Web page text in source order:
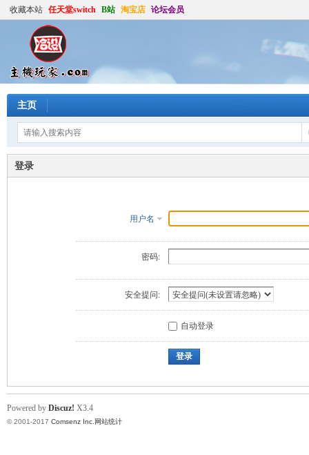
收藏本站 任天堂switch B站 淘宝店 论坛会员
主页
登录
用户名
密码:
安全提问:
自动登录
登录
Powered by Discuz! X3.4
© 2001-2017 Comsenz Inc. 网站统计